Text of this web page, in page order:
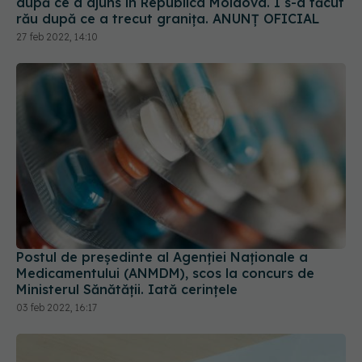
rău după ce a trecut granița. ANUNȚ OFICIAL
27 feb 2022, 14:10
Postul de președinte al Agenției Naționale a
Medicamentului (ANMDM), scos la concurs de
Ministerul Sănătății. Iată cerințele
03 feb 2022, 16:17